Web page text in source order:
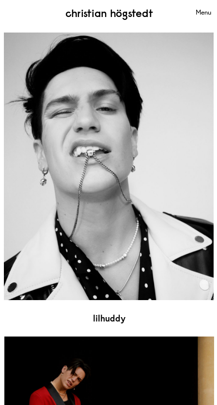
Menu
christian högstedt
lilhuddy